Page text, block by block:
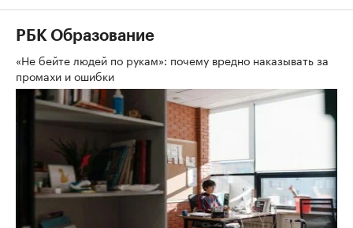
РБК Образование
«Не бейте людей по рукам»: почему вредно наказывать за
промахи и ошибки